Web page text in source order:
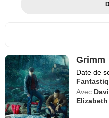
Grimm
Date de
Avec